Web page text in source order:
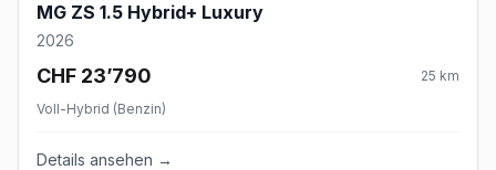
MG ZS 1.5 Hybrid+ Luxury
2026
CHF 23’790 25 km
Voll-Hybrid (Benzin)
Details ansehen →